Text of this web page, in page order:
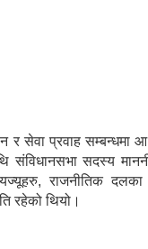
प्रवाह सम्बन्धमा
सदस्य
राजनीतिक दलका
रहेको थियो।